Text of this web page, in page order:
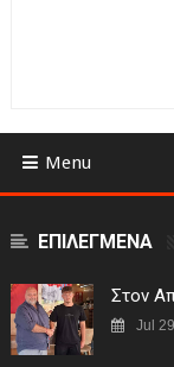
Menu
ΕΠΙΛΕΓΜΕΝΑ
Στον
Jul